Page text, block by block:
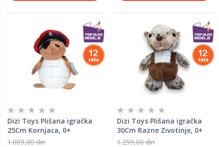
Dizi Toys Plišana igračka
25Cm Kornjaca, 0+
1.009,00 din
Dizi Toys Plišana igračka
30Cm Razne Zivotinje, 0+
1.259,00 din